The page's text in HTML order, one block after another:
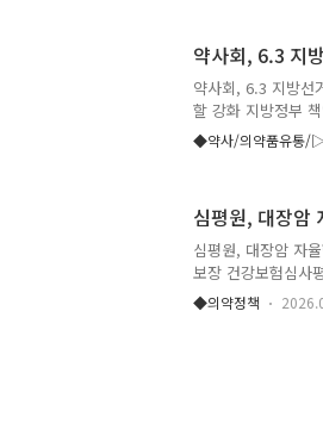
다릴 만큼 사내 반
부모님이나 형제자
신과 소정의 선물
올해 행..
약사회, 6.3 지
약사회, 6.3 지방선
할 강화 지방정부
선거를 앞두고 ‘약
정책제안서는 지방
을 구성했다. 특히
약, 타운홀 미팅 등
적극 알리고 회원
활용할 수 있도록..
◆약사/의약품유통/▷
심평원, 대장암
심평원, 대장암 자
보장 건강보험심사
료기관을 5월 7일(
어나 의학적 근거
병원으로 대장암
의 각각 1인 이상
◆의약정책